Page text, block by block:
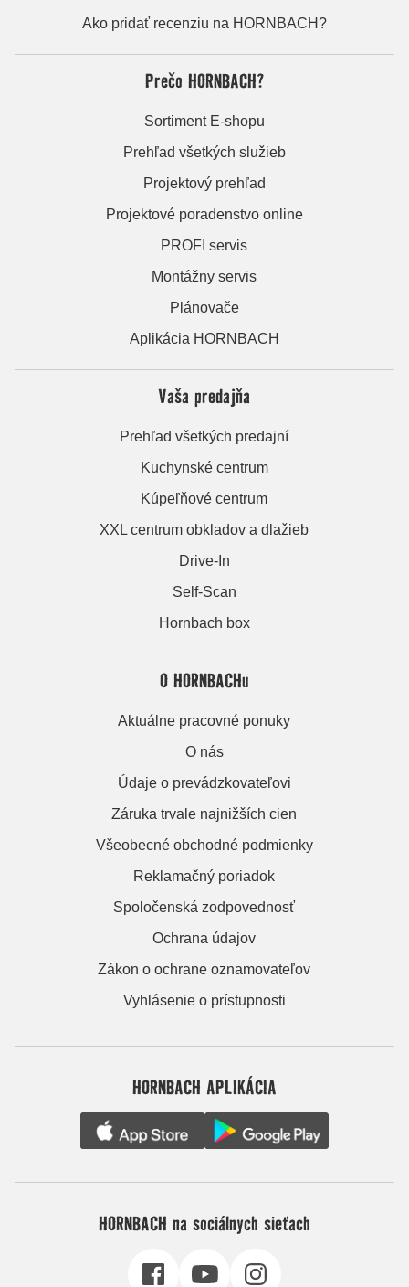
Ako pridať recenziu na HORNBACH?
Prečo HORNBACH?
Sortiment E-shopu
Prehľad všetkých služieb
Projektový prehľad
Projektové poradenstvo online
PROFI servis
Montážny servis
Plánovače
Aplikácia HORNBACH
Vaša predajňa
Prehľad všetkých predajní
Kuchynské centrum
Kúpeľňové centrum
XXL centrum obkladov a dlažieb
Drive-In
Self-Scan
Hornbach box
O HORNBACHu
Aktuálne pracovné ponuky
O nás
Údaje o prevádzkovateľovi
Záruka trvale najnižších cien
Všeobecné obchodné podmienky
Reklamačný poriadok
Spoločenská zodpovednosť
Ochrana údajov
Zákon o ochrane oznamovateľov
Vyhlásenie o prístupnosti
HORNBACH APLIKÁCIA
HORNBACH na sociálnych sieťach